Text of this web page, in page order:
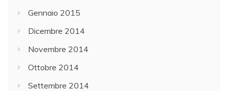
Gennaio 2015
Dicembre 2014
Novembre 2014
Ottobre 2014
Settembre 2014